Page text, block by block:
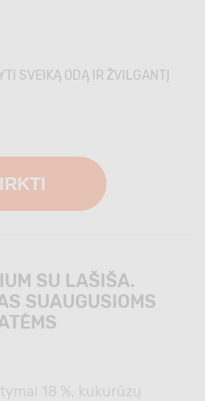
SVEIKĄ ODĄ IR ŽVILGANTĮ
SU LAŠIŠA.
SUAUGUSIOMS
18 %, kukurūzų